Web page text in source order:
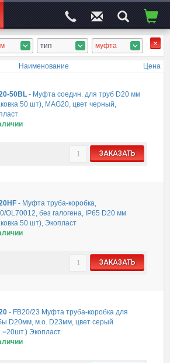
тип муфта
Наименование Цена
50BL- Муфта соедин. для труб D20 мм
50 шт), MAG20, цвет черный,
ЗАКАЗАТЬ
- Муфта труба-коробка,
OL70012, без галогена, IP65 D20 мм
50 шт), Экопласт
ЗАКАЗАТЬ
- FB20/23 Муфта труба-коробка для
D20мм, м.о. D23мм, цвет серый
Экопласт